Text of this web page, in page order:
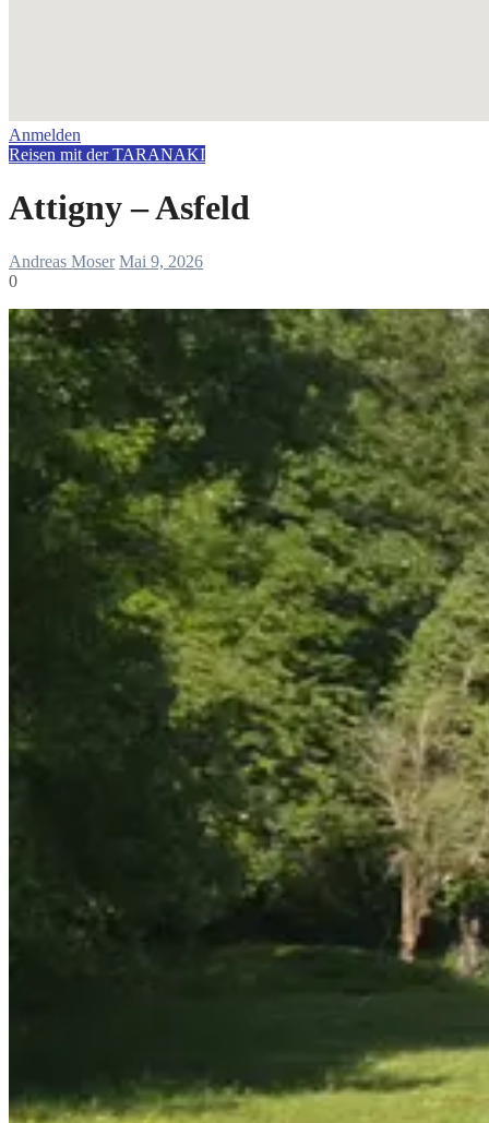
Anmelden
Reisen mit der TARANAKI
Attigny – Asfeld
Andreas Moser Mai 9, 2026
0